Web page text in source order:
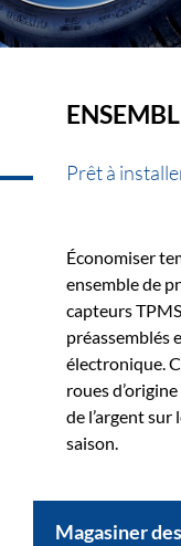
Prêt à
Économiser
ensemble de
capteurs
préassemblés
électronique.
roues
de l’argent sur
saison.
Magasiner